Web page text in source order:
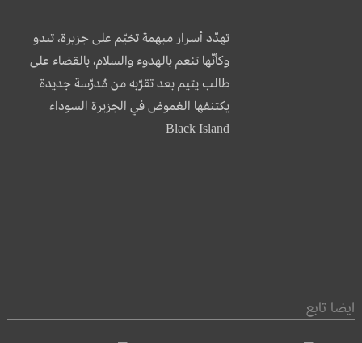
تهدّد أسرار مبهمة تخيّم على جزيرة، تبدو
وكأنّها تنعم بالهدوء والسلام، بالقضاء على
طالب يتيم بعد تقرّبه من مُدرّسة جديدة
يكتنفها الغموض في الجزيرة السوداء
Black Island
ايضا تابع